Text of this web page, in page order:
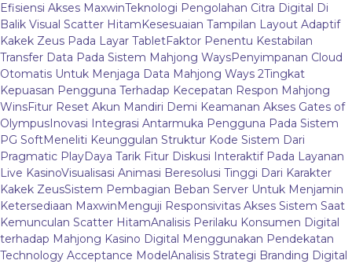
Efisiensi Akses MaxwinTeknologi Pengolahan Citra Digital Di
Balik Visual Scatter HitamKesesuaian Tampilan Layout Adaptif
Kakek Zeus Pada Layar TabletFaktor Penentu Kestabilan
Transfer Data Pada Sistem Mahjong WaysPenyimpanan Cloud
Otomatis Untuk Menjaga Data Mahjong Ways 2Tingkat
Kepuasan Pengguna Terhadap Kecepatan Respon Mahjong
WinsFitur Reset Akun Mandiri Demi Keamanan Akses Gates of
OlympusInovasi Integrasi Antarmuka Pengguna Pada Sistem
PG SoftMeneliti Keunggulan Struktur Kode Sistem Dari
Pragmatic PlayDaya Tarik Fitur Diskusi Interaktif Pada Layanan
Live KasinoVisualisasi Animasi Beresolusi Tinggi Dari Karakter
Kakek ZeusSistem Pembagian Beban Server Untuk Menjamin
Ketersediaan MaxwinMenguji Responsivitas Akses Sistem Saat
Kemunculan Scatter HitamAnalisis Perilaku Konsumen Digital
terhadap Mahjong Kasino Digital Menggunakan Pendekatan
Technology Acceptance ModelAnalisis Strategi Branding Digital